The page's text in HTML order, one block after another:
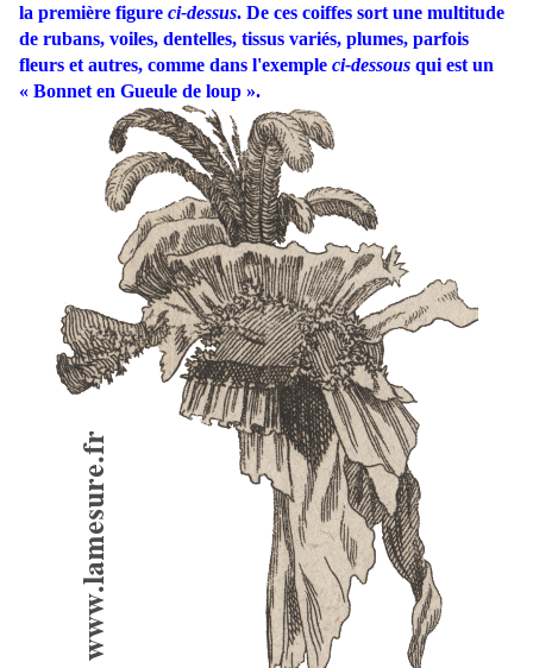
la première figure ci-dessus. De ces coiffes sort une multitude
de rubans, voiles, dentelles, tissus variés, plumes, parfois
fleurs et autres, comme dans l'exemple ci-dessous qui est un
« Bonnet en Gueule de loup ».